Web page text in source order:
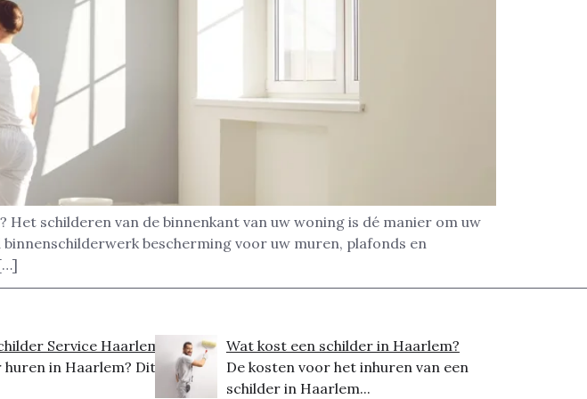
schilderen van de binnenkant van uw woning is dé manier om uw
bescherming voor uw muren, plafonds en
Service Haarlem
in Haarlem? Dit is
Wat kost een schilder in Haarlem?
De kosten voor het inhuren van een
schilder in Haarlem...